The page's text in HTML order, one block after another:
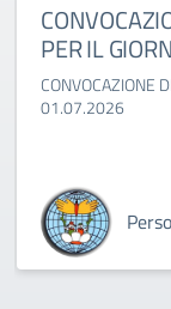
PER IL
CONVOCAZIONE
01.07.2026